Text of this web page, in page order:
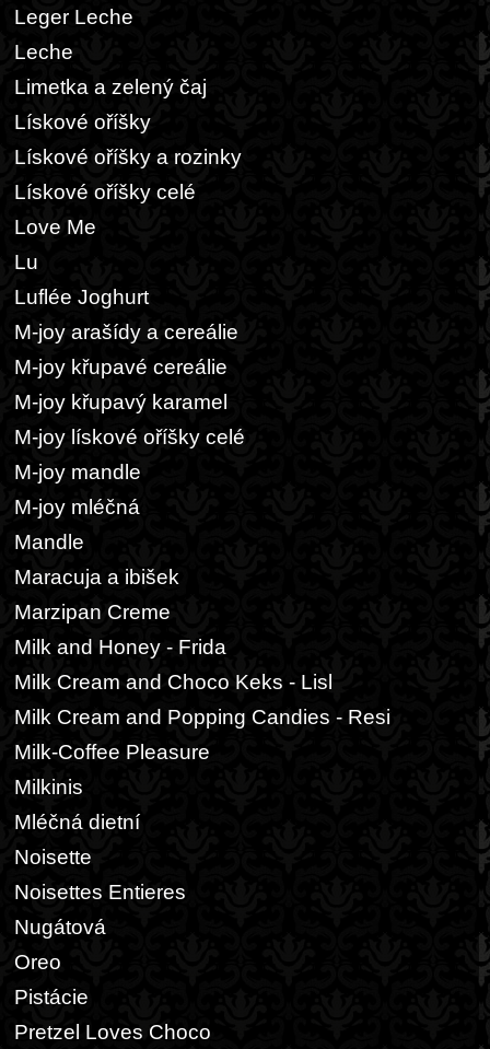
Leger Leche
Leche
Limetka a zelený čaj
Lískové oříšky
Lískové oříšky a rozinky
Lískové oříšky celé
Love Me
Lu
Luflée Joghurt
M-joy arašídy a cereálie
M-joy křupavé cereálie
M-joy křupavý karamel
M-joy lískové oříšky celé
M-joy mandle
M-joy mléčná
Mandle
Maracuja a ibišek
Marzipan Creme
Milk and Honey - Frida
Milk Cream and Choco Keks - Lisl
Milk Cream and Popping Candies - Resi
Milk-Coffee Pleasure
Milkinis
Mléčná dietní
Noisette
Noisettes Entieres
Nugátová
Oreo
Pistácie
Pretzel Loves Choco